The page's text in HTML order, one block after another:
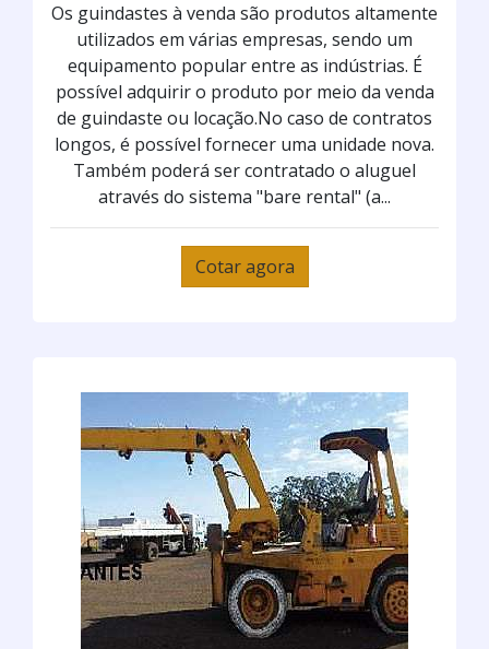
Os guindastes à venda são produtos altamente
utilizados em várias empresas, sendo um
equipamento popular entre as indústrias. É
possível adquirir o produto por meio da venda
de guindaste ou locação.No caso de contratos
longos, é possível fornecer uma unidade nova.
Também poderá ser contratado o aluguel
através do sistema "bare rental" (a...
Cotar agora